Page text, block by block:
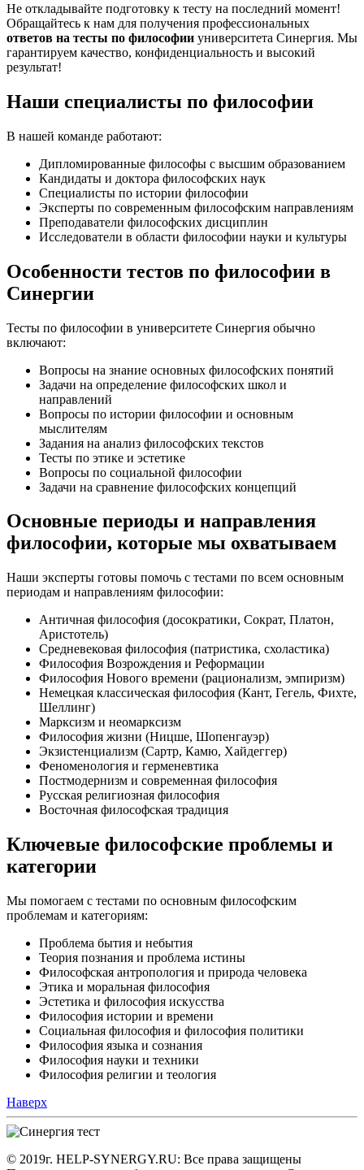
Не откладывайте подготовку к тесту на последний момент!
Обращайтесь к нам для получения профессиональных
ответов на тесты по философии университета Синергия. Мы
гарантируем качество, конфиденциальность и высокий
результат!
Наши специалисты по философии
В нашей команде работают:
Дипломированные философы с высшим образованием
Кандидаты и доктора философских наук
Специалисты по истории философии
Эксперты по современным философским направлениям
Преподаватели философских дисциплин
Исследователи в области философии науки и культуры
Особенности тестов по философии в
Синергии
Тесты по философии в университете Синергия обычно
включают:
Вопросы на знание основных философских понятий
Задачи на определение философских школ и
направлений
Вопросы по истории философии и основным
мыслителям
Задания на анализ философских текстов
Тесты по этике и эстетике
Вопросы по социальной философии
Задачи на сравнение философских концепций
Основные периоды и направления
философии, которые мы охватываем
Наши эксперты готовы помочь с тестами по всем основным
периодам и направлениям философии:
Античная философия (досократики, Сократ, Платон,
Аристотель)
Средневековая философия (патристика, схоластика)
Философия Возрождения и Реформации
Философия Нового времени (рационализм, эмпиризм)
Немецкая классическая философия (Кант, Гегель, Фихте,
Шеллинг)
Марксизм и неомарксизм
Философия жизни (Ницше, Шопенгауэр)
Экзистенциализм (Сартр, Камю, Хайдеггер)
Феноменология и герменевтика
Постмодернизм и современная философия
Русская религиозная философия
Восточная философская традиция
Ключевые философские проблемы и
категории
Мы помогаем с тестами по основным философским
проблемам и категориям:
Проблема бытия и небытия
Теория познания и проблема истины
Философская антропология и природа человека
Этика и моральная философия
Эстетика и философия искусства
Философия истории и времени
Социальная философия и философия политики
Философия языка и сознания
Философия науки и техники
Философия религии и теология
Наверх
© 2019г. HELP-SYNERGY.RU: Все права защищены